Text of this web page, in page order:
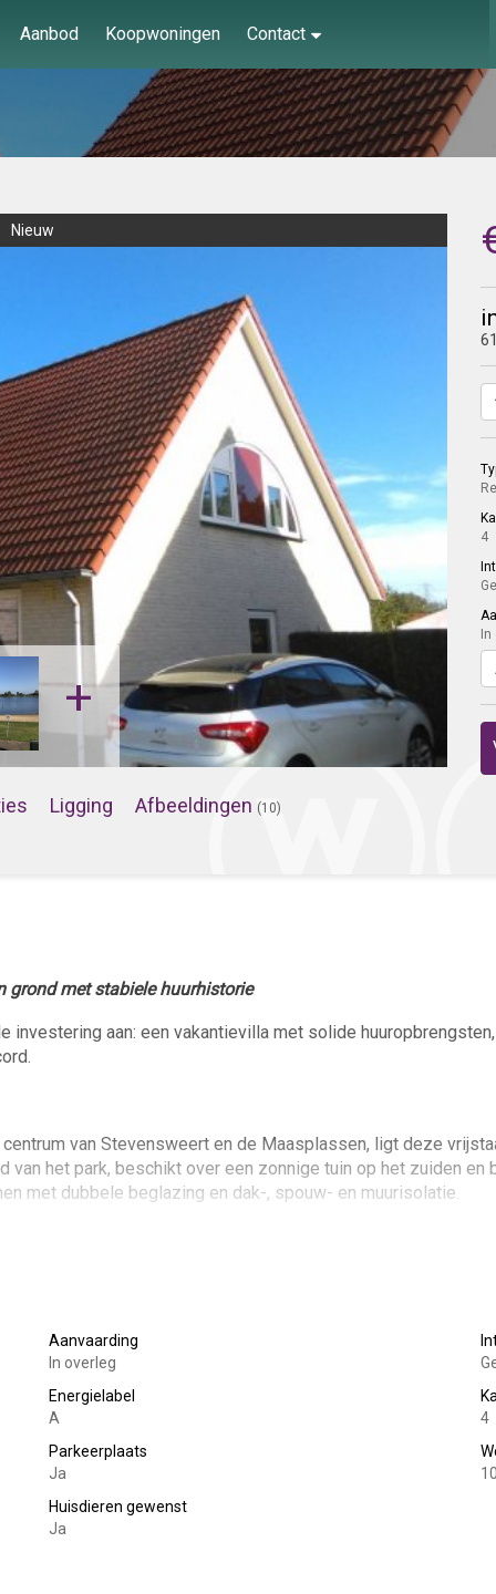
Aanbod Koopwoningen Contact
+
Nieuw
4
Ligging Afbeeldingen (10)
grond met stabiele huurhistorie
investering aan: een vakantievilla met solide
van Stevensweert en de Maasplassen, ligt deze
van het park, beschikt over een zonnige tuin op het zuiden en
met dubbele beglazing en dak-, spouw- en muurisolatie.
gaskookplaat, afzuigkap, magnetron, vaatwasser en koelkast.
douche, toilet en wastafel, overloop.
Aanvaarding
In overleg
Energielabel
A
4
Parkeerplaats
Ja
Huisdieren gewenst
Ja